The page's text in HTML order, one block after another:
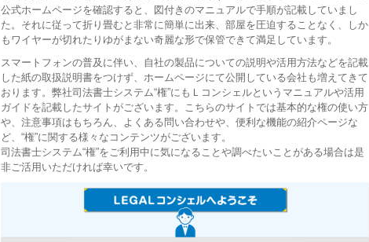
公式ホームページを確認すると、図付きのマニュアルで手順が記載していまし
た。それに従って折り畳むと非常に簡単に出来、部屋を圧迫することなく、しか
もワイヤーが切れたりゆがまない奇麗な形で保管できて満足しています。
スマートフォンの普及に伴い、自社の製品についての説明や活用方法などを記載
した紙の取扱説明書をつけず、ホームページにて公開している会社も増えてきて
おります。弊社司法書士システム“権”にもＬコンシェルというマニュアルや活用
ガイドを記載したサイトがございます。こちらのサイトでは基本的な権の使い方
や、注意事項はもちろん、よくある問い合わせや、便利な機能の紹介ページな
ど、“権”に関する様々なコンテンツがございます。
司法書士システム“権”をご利用中に気になることや調べたいことがある場合は是
非ご活用いただければ幸いです。